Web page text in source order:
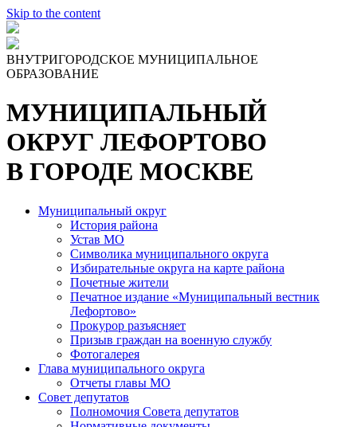
Skip to the content
ВНУТРИГОРОДСКОЕ МУНИЦИПАЛЬНОЕ
ОБРАЗОВАНИЕ
МУНИЦИПАЛЬНЫЙ
ОКРУГ ЛЕФОРТОВО
В ГОРОДЕ МОСКВЕ
Муниципальный округ
История района
Устав МО
Символика муниципального округа
Избирательные округа на карте района
Почетные жители
Печатное издание «Муниципальный вестник
Лефортово»
Прокурор разъясняет
Призыв граждан на военную службу
Фотогалерея
Глава муниципального округа
Отчеты главы МО
Совет депутатов
Полномочия Совета депутатов